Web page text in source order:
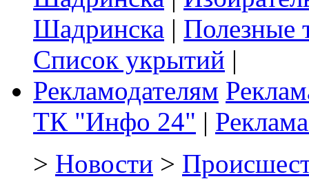
Шадринска | Полезные
Список укрытий |
Рекламодателям
ТК "Инфо 24" |
> Новости >